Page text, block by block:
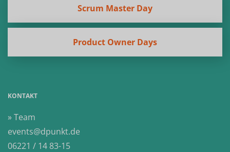
Scrum Master Day
Product Owner Days
KONTAKT
» Team
events@dpunkt.de
06221 / 14 83-15